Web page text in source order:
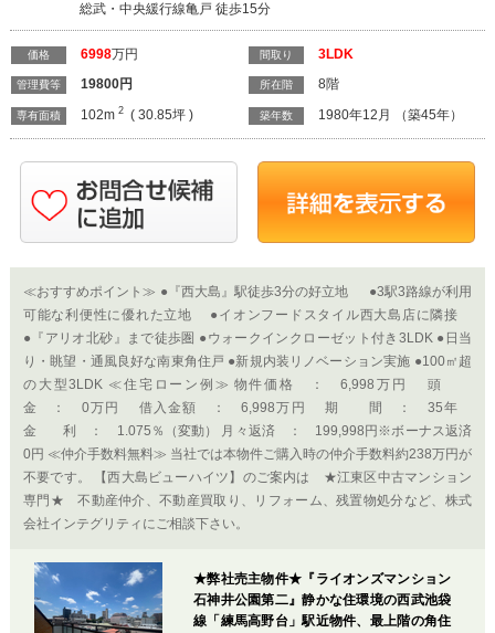
総武・中央緩行線亀戸 徒歩15分
価格 6998万円
管理費等 19800円
専有面積 102m2 ( 30.85坪 )
間取り 3LDK
所在階 8階
築年数 1980年12月 （築45年）
≪おすすめポイント≫ ●『西大島』駅徒歩3分の好立地 ●3駅3路線が利用
可能な利便性に優れた立地 ●イオンフードスタイル西大島店に隣接
●『アリオ北砂』まで徒歩圏 ●ウォークインクローゼット付き3LDK ●日当
り・眺望・通風良好な南東角住戸 ●新規内装リノベーション実施 ●100㎡超
の大型3LDK ≪住宅ローン例≫ 物件価格 ： 6,998万円 頭
金 ： 0万円 借入金額 ： 6,998万円 期 間 ： 35年
金 利 ： 1.075％（変動） 月々返済 ： 199,998円※ボーナス返済
0円 ≪仲介手数料無料≫ 当社では本物件ご購入時の仲介手数料約238万円が
不要です。 【西大島ビューハイツ】のご案内は ★江東区中古マンション
専門★ 不動産仲介、不動産買取り、リフォーム、残置物処分など、株式
会社インテグリティにご相談下さい。
★弊社売主物件★『ライオンズマンション
石神井公園第二』静かな住環境の西武池袋
線「練馬高野台」駅近物件、最上階の角住